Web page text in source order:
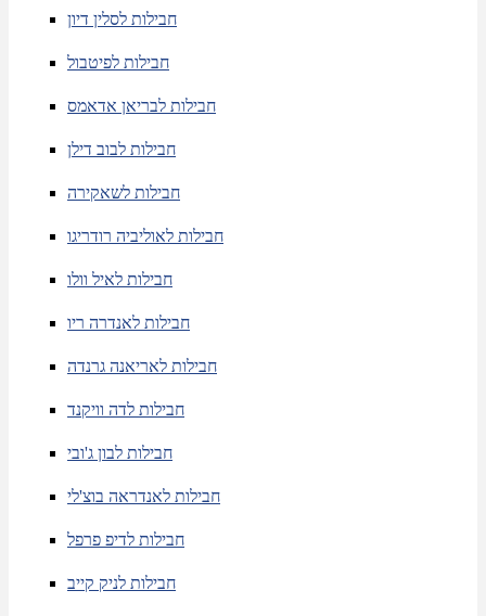
חבילות לסלין דיון
חבילות לפיטבול
חבילות לבריאן אדאמס
חבילות לבוב דילן
חבילות לשאקירה
חבילות לאוליביה רודריגו
חבילות לאיל וולו
חבילות לאנדרה ריו
חבילות לאריאנה גרנדה
חבילות לדה וויקנד
חבילות לבון ג'ובי
חבילות לאנדראה בוצ'לי
חבילות לדיפ פרפל
חבילות לניק קייב